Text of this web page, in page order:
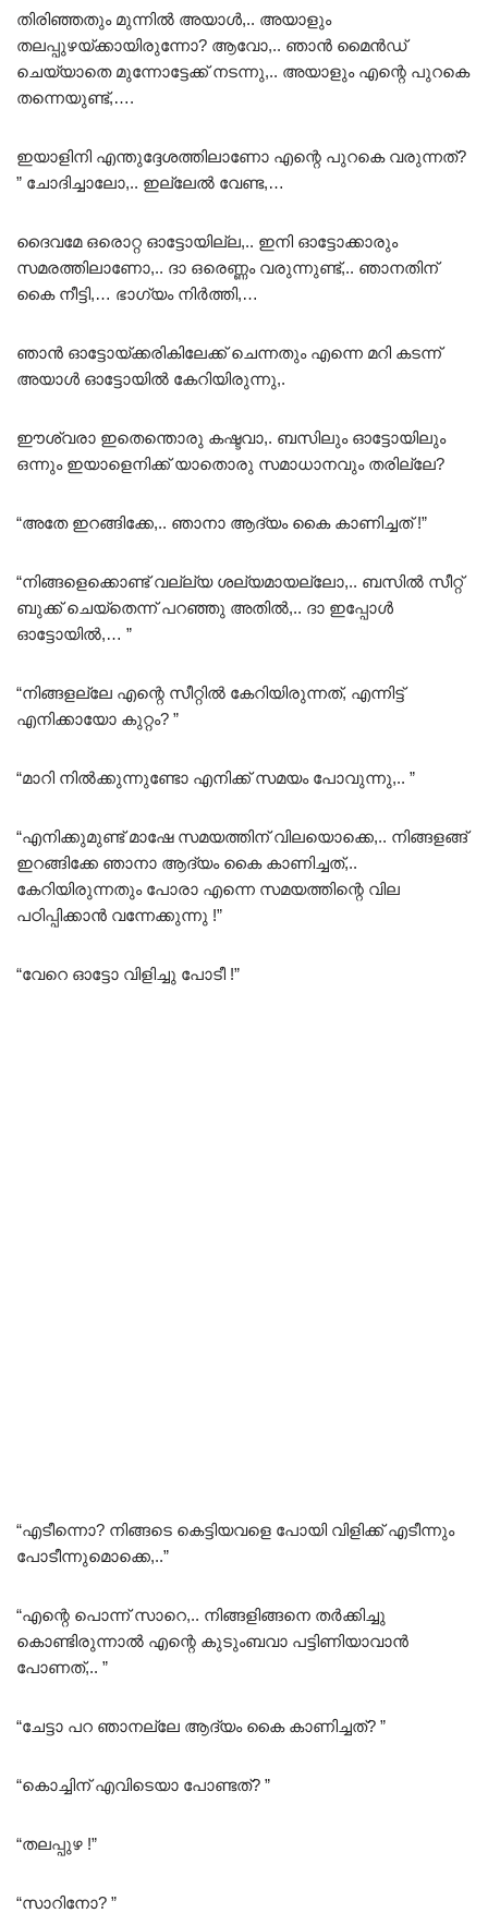
തിരിഞ്ഞതും മുന്നിൽ അയാൾ,.. അയാളും
തലപ്പുഴയ്ക്കായിരുന്നോ? ആവോ,.. ഞാൻ മൈൻഡ്
ചെയ്യാതെ മുന്നോട്ടേക്ക് നടന്നു,.. അയാളും എന്റെ പുറകെ
തന്നെയുണ്ട്,….
ഇയാളിനി എന്തുദ്ദേശത്തിലാണോ എന്റെ പുറകെ വരുന്നത്?
” ചോദിച്ചാലോ,.. ഇല്ലേൽ വേണ്ട,…
ദൈവമേ ഒരൊറ്റ ഓട്ടോയില്ല,.. ഇനി ഓട്ടോക്കാരും
സമരത്തിലാണോ,.. ദാ ഒരെണ്ണം വരുന്നുണ്ട്,.. ഞാനതിന്
കൈ നീട്ടി,… ഭാഗ്യം നിർത്തി,…
ഞാൻ ഓട്ടോയ്ക്കരികിലേക്ക് ചെന്നതും എന്നെ മറി കടന്ന്
അയാൾ ഓട്ടോയിൽ കേറിയിരുന്നു,.
ഈശ്വരാ ഇതെന്തൊരു കഷ്ടവാ,. ബസിലും ഓട്ടോയിലും
ഒന്നും ഇയാളെനിക്ക് യാതൊരു സമാധാനവും തരില്ലേ?
“അതേ ഇറങ്ങിക്കേ,.. ഞാനാ ആദ്യം കൈ കാണിച്ചത് !”
“നിങ്ങളെക്കൊണ്ട് വല്ല്യ ശല്യമായല്ലോ,.. ബസിൽ സീറ്റ്‌
ബുക്ക് ചെയ്തെന്ന് പറഞ്ഞു അതിൽ,.. ദാ ഇപ്പോൾ
ഓട്ടോയിൽ,… ”
“നിങ്ങളല്ലേ എന്റെ സീറ്റിൽ കേറിയിരുന്നത്, എന്നിട്ട്
എനിക്കായോ കുറ്റം? ”
“മാറി നിൽക്കുന്നുണ്ടോ എനിക്ക് സമയം പോവുന്നു,.. ”
“എനിക്കുമുണ്ട് മാഷേ സമയത്തിന് വിലയൊക്കെ,.. നിങ്ങളങ്ങ്
ഇറങ്ങിക്കേ ഞാനാ ആദ്യം കൈ കാണിച്ചത്,..
കേറിയിരുന്നതും പോരാ എന്നെ സമയത്തിന്റെ വില
പഠിപ്പിക്കാൻ വന്നേക്കുന്നു !”
“വേറെ ഓട്ടോ വിളിച്ചു പോടീ !”
“എടീന്നൊ? നിങ്ങടെ കെട്ടിയവളെ പോയി വിളിക്ക് എടീന്നും
പോടീന്നുമൊക്കെ,..”
“എന്റെ പൊന്ന് സാറെ,.. നിങ്ങളിങ്ങനെ തർക്കിച്ചു
കൊണ്ടിരുന്നാൽ എന്റെ കുടുംബവാ പട്ടിണിയാവാൻ
പോണത്,.. ”
“ചേട്ടാ പറ ഞാനല്ലേ ആദ്യം കൈ കാണിച്ചത്? ”
“കൊച്ചിന് എവിടെയാ പോണ്ടത്? ”
“തലപ്പുഴ !”
“സാറിനോ? ”